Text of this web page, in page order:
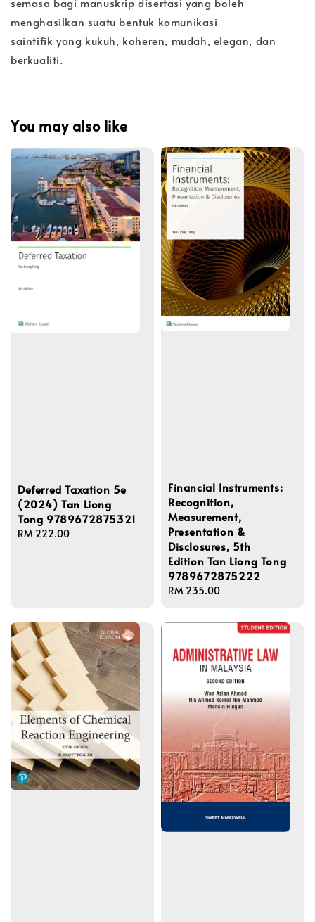
menghasilkan suatu bentuk komunikasi
saintifik yang kukuh, koheren, mudah, elegan, dan
berkualiti.
You may also like
Deferred Taxation 5e
(2024) Tan Liong
Tong 9789672875321
Regular
RM 222.00
Financial Instruments:
Recognition,
Measurement,
Presentation &
Disclosures, 5th
Edition Tan Liong Tong
9789672875222
Regular
RM 235.00